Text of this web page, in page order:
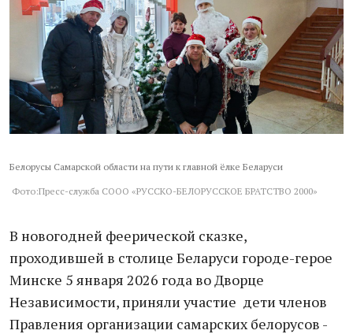
Белорусы Самарской области на пути к главной ёлке Беларуси
Фото:Пресс-служба СООО «РУССКО-БЕЛОРУССКОЕ БРАТСТВО 2000»
В новогодней феерической сказке,
проходившей в столице Беларуси городе-герое
Минске 5 января 2026 года во Дворце
Независимости, приняли участие дети членов
Правления организации самарских белорусов -